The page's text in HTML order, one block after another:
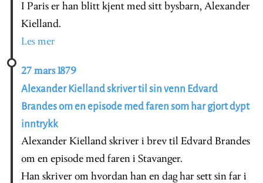
I Paris er han blitt kjent med sitt bysbarn, Alexander
Kielland.
Les mer
27 mars 1879
Alexander Kielland skriver til sin venn Edvard
Brandes om en episode med faren som har gjort dypt
inntrykk
Alexander Kielland skriver i brev til Edvard Brandes
om en episode med faren i Stavanger.
Han skriver om hvordan han en dag har sett sin far i